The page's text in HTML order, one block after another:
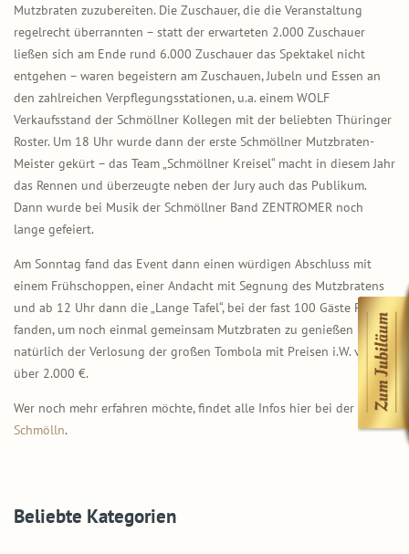
Mutzbraten zuzubereiten. Die Zuschauer, die die Veranstaltung
regelrecht überrannten – statt der erwarteten 2.000 Zuschauer
ließen sich am Ende rund 6.000 Zuschauer das Spektakel nicht
entgehen – waren begeistern am Zuschauen, Jubeln und Essen an
den zahlreichen Verpflegungsstationen, u.a. einem WOLF
Verkaufsstand der Schmöllner Kollegen mit der beliebten Thüringer
Roster. Um 18 Uhr wurde dann der erste Schmöllner Mutzbraten-
Meister gekürt – das Team „Schmöllner Kreisel“ macht in diesem Jahr
das Rennen und überzeugte neben der Jury auch das Publikum.
Dann wurde bei Musik der Schmöllner Band ZENTROMER noch
lange gefeiert.
Am Sonntag fand das Event dann einen würdigen Abschluss mit
einem Frühschoppen, einer Andacht mit Segnung des Mutzbratens
und ab 12 Uhr dann die „Lange Tafel“, bei der fast 100 Gäste Platz
fanden, um noch einmal gemeinsam Mutzbraten zu genießen und
natürlich der Verlosung der großen Tombola mit Preisen i.W. von
über 2.000 €.
Wer noch mehr erfahren möchte, findet alle Infos hier bei der
Stadt
Schmölln.
Beliebte Kategorien